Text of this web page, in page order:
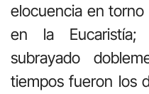
elocuencia en
en la
subrayado
tiempos fueron los